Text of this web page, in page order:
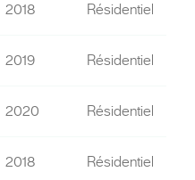
2018 Résidentiel
2019 Résidentiel
2020 Résidentiel
2018 Résidentiel